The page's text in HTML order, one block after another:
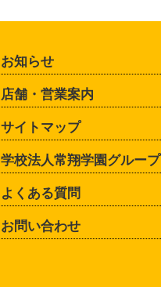
お知らせ
店舗・営業案内
サイトマップ
学校法人常翔学園グループ
よくある質問
お問い合わせ